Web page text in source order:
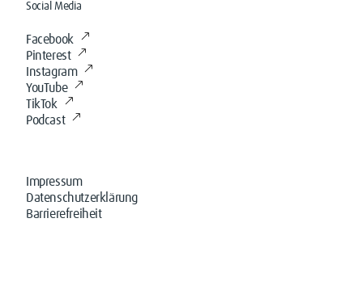
Social Media
Facebook
Pinterest
Instagram
YouTube
TikTok
Podcast
Impressum
Datenschutzerklärung
Barrierefreiheit